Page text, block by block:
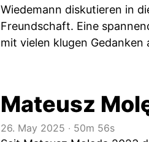
Wiedemann diskutieren in
Freundschaft. Eine
mit vielen klugen Gedanken
Mateusz
26. May 2025 ‧ 50m 56s